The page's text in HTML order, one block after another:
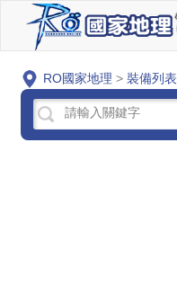
RO國家地理 > 裝備列表